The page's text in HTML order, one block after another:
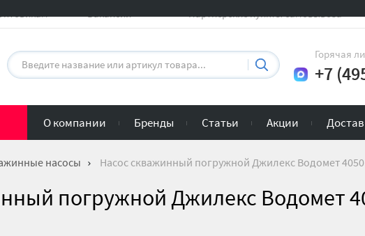
Вакансии Партнерские пункты самовывоза
Горячая
+7
О компании Бренды Статьи Акции
насосы Насос скважинный погружной Джилекс Водомет
погружной Джилекс Водомет